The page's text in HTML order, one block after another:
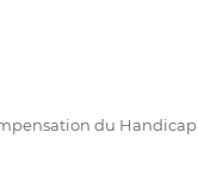
du Handicap